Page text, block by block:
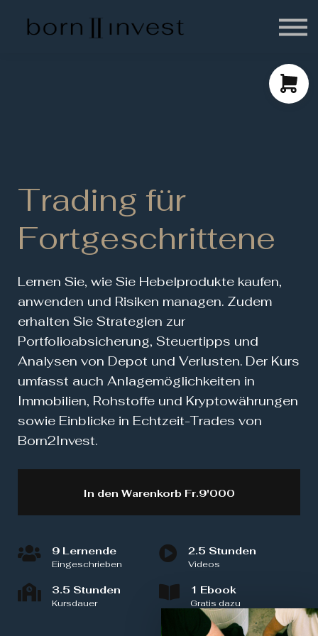
About us
Trading für
Fortgeschrittene
Lernen Sie, wie Sie Hebelprodukte kaufen,
anwenden und Risiken managen. Zudem
erhalten Sie Strategien zur
Portfolioabsicherung, Steuertipps und
Analysen von Depot und Verlusten. Der Kurs
umfasst auch Anlagemöglichkeiten in
Immobilien, Rohstoffe und Kryptowährungen
sowie Einblicke in Echtzeit-Trades von
Born2Invest.
In den Warenkorb Fr.9'000
9 Lernende
Eingeschrieben
2.5 Stunden
Videos
3.5 Stunden
Kursdauer
1 Ebook
Gratis dazu